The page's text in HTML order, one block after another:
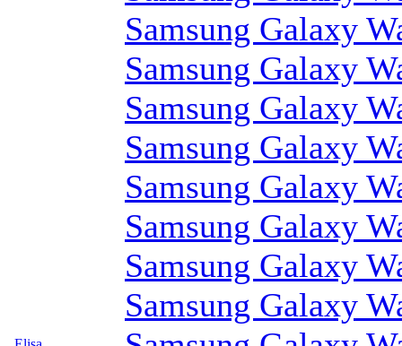
Samsung Galaxy
Samsung Galaxy
Samsung Galaxy
Samsung Galaxy
Samsung Galaxy
Samsung Galaxy
Samsung Galaxy
Samsung Galaxy